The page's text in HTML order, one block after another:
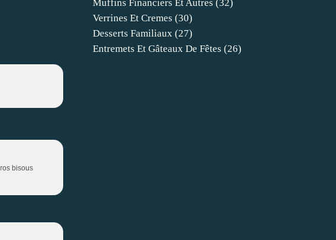
bisous
Muffins Financiers Et Autres (32)
Verrines Et Cremes (30)
Desserts Familiaux (27)
Entremets Et Gâteaux De Fêtes (26)